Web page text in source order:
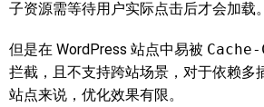
子资源需等待用户实际点击后才会加载。
但是在 WordPress 站点中易被
拦截，且不支持跨站场景，对于依赖多
站点来说，优化效果有限。